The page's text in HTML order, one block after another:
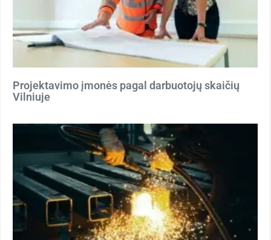
Projektavimo įmonės pagal darbuotojų skaičių
Vilniuje